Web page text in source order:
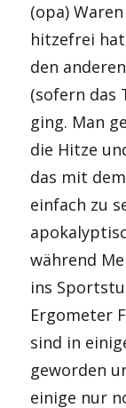
(opa)
hitzefrei
den
(sofern das
ging. Man
die Hitze
das mit
einfach zu
während
ins
Ergometer
sind in
geworden
einige nur